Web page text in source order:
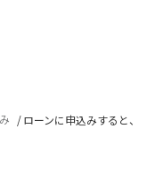
ローンに申込みすると、電